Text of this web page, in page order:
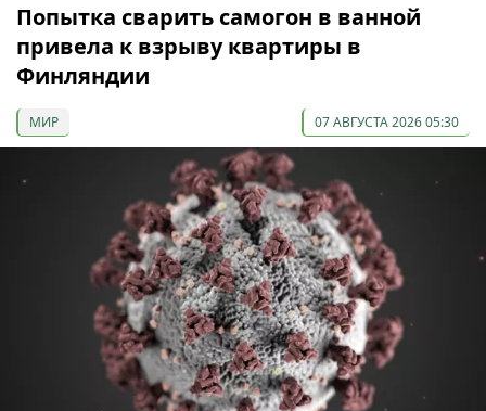
Попытка сварить самогон в ванной
привела к взрыву квартиры в
Финляндии
МИР 07 АВГУСТА 2026 05:30